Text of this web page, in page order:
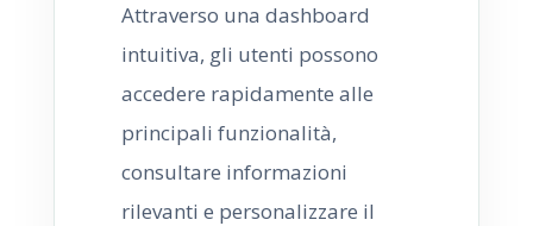
Attraverso una dashboard
intuitiva, gli utenti possono
accedere rapidamente alle
principali funzionalità,
consultare informazioni
rilevanti e personalizzare il